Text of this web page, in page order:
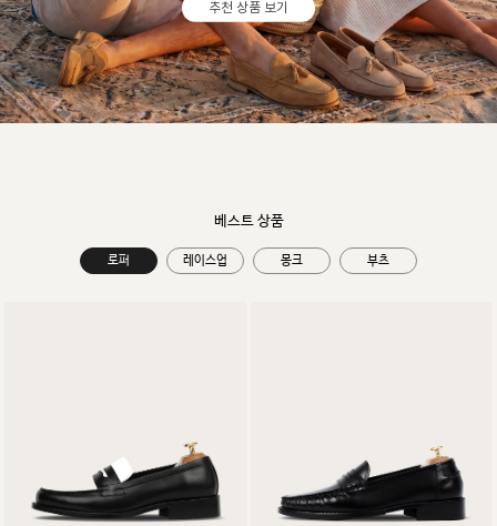
추천 상품 보기
베스트 상품
로퍼 레이스업 몽크 부츠